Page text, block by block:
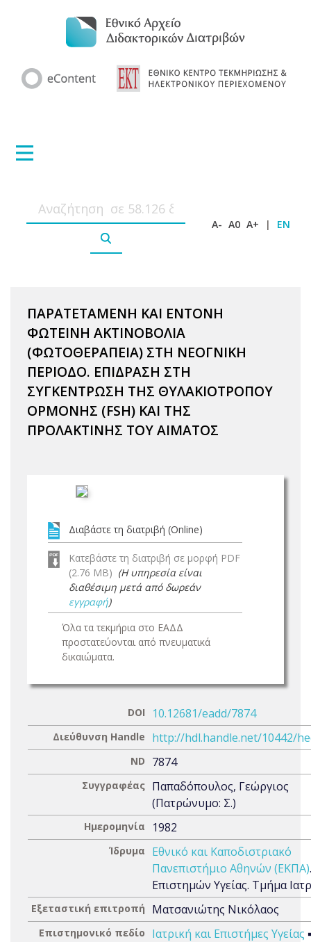
A- A0 A+ | EN
ΠΑΡΑΤΕΤΑΜΕΝΗ ΚΑΙ ΕΝΤΟΝΗ
ΦΩΤΕΙΝΗ ΑΚΤΙΝΟΒΟΛΙΑ
(ΦΩΤΟΘΕΡΑΠΕΙΑ) ΣΤΗ ΝΕΟΓΝΙΚΗ
ΠΕΡΙΟΔΟ. ΕΠΙΔΡΑΣΗ ΣΤΗ
ΣΥΓΚΕΝΤΡΩΣΗ ΤΗΣ ΘΥΛΑΚΙΟΤΡΟΠΟΥ
ΟΡΜΟΝΗΣ (FSH) ΚΑΙ ΤΗΣ
ΠΡΟΛΑΚΤΙΝΗΣ ΤΟΥ ΑΙΜΑΤΟΣ
Διαβάστε τη διατριβή (Online)
Κατεβάστε τη διατριβή σε μορφή PDF
(2.76 MB) (Η υπηρεσία είναι
διαθέσιμη μετά από δωρεάν
εγγραφή)
Όλα τα τεκμήρια στο ΕΑΔΔ
προστατεύονται από πνευματικά
δικαιώματα.
DOI 10.12681/eadd/7874
Διεύθυνση Handle http://hdl.handle.net/10442/
ND 7874
Συγγραφέας Παπαδόπουλος, Γεώργιος
(Πατρώνυμο: Σ.)
Ημερομηνία 1982
Ίδρυμα
Εθνικό και Καποδιστριακό
Πανεπιστήμιο Αθηνών (ΕΚΠΑ)
Επιστημών Υγείας. Τμήμα
Εξεταστική επιτροπή Ματσανιώτης Νικόλαος
Επιστημονικό πεδίο Ιατρική και Επιστήμες Υγείας